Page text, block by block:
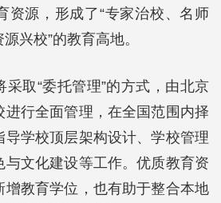
资源，形成了“专家治校、名师
兴校”的教育高地。
取“委托管理”的方式，由北京
进行全面管理，在全国范围内择
导学校顶层架构设计、学校管理
与文化建设等工作。优质教育资
增教育学位，也有助于整合本地